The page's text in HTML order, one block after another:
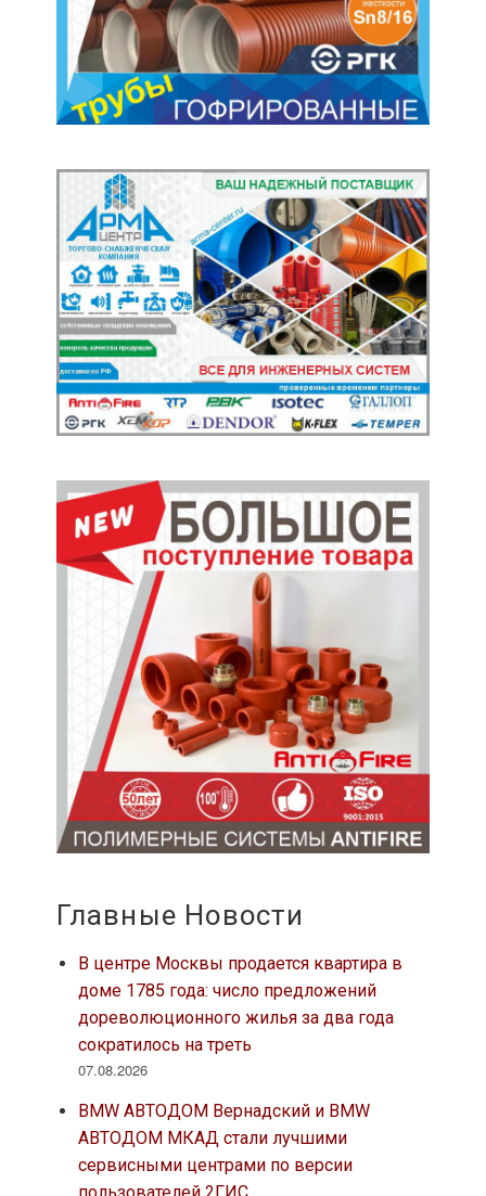
Главные Новости
В центре Москвы продается квартира в
доме 1785 года: число предложений
дореволюционного жилья за два года
сократилось на треть
07.08.2026
BMW АВТОДОМ Вернадский и BMW
АВТОДОМ МКАД стали лучшими
сервисными центрами по версии